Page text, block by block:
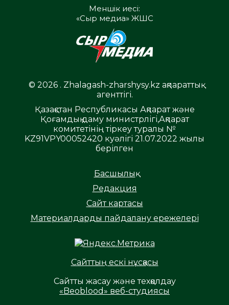
Меншік иесі:
«Сыр медиа» ЖШС
© 2026 . Zhalagash-zharshysy.kz ақпараттық
агенттігі.
Қазақстан Республикасы Ақпарат және
Қоғамдық даму министрлігі,Ақпарат
комитетінің тіркеу туралы №
KZ91VPY00052420 куәлігі 21.07.2022 жылы
берілген
Басшылық
Редакция
Сайт картасы
Материалдарды пайдалану ережелері
Сайттың ескі нұсқасы
Сайтты жасау және техқолдау
«Beoblood» веб-студиясы